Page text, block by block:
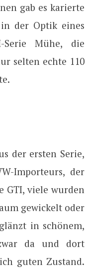
gab es karierte
der Optik eines
Mühe, die
selten echte 110
der ersten Serie,
Importeurs, der
GTI, viele wurden
gewickelt oder
in schönem,
da und dort
guten Zustand.